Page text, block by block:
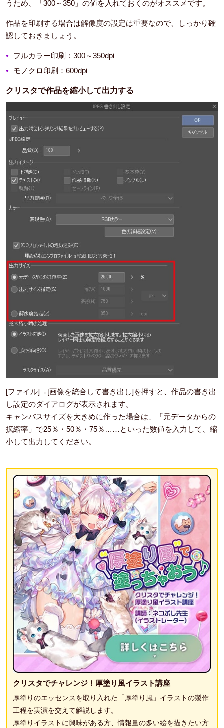
うため、「300～350」の値を入れておくのがオススメです。
作品を印刷する場合は解像度の設定は重要なので、しっかり確
認しておきましょう。
フルカラー印刷：300～350dpi
モノクロ印刷：600dpi
クリスタで作品を縮小して出力する
[ファイル]→[画像を統合して書き出し]を押すと、作品の書き出
し設定のダイアログが表示されます。
キャンバスサイズを大きめに作った場合は、「元データからの
拡縮率」で25％・50％・75％……といった数値を入力して、縮
小して出力してください。
クリスタでチャレンジ！厚塗り風イラスト講座
厚塗りのエッセンスを取り入れた「厚塗り風」イラストの製作
工程を実演を交えて解説します。
厚塗りイラストに興味がある方、情報量の多い絵を描きたい方